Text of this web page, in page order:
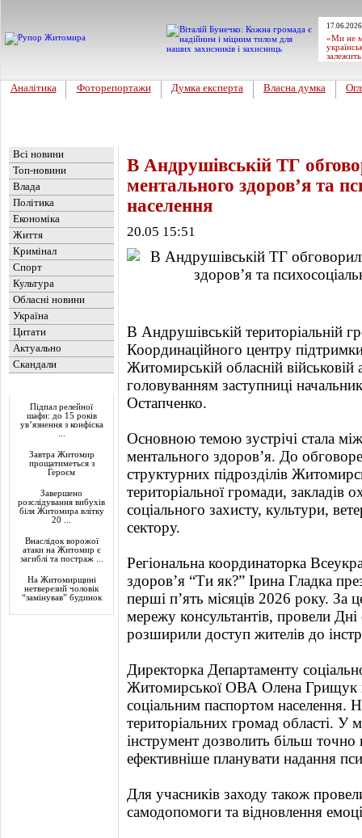
«Ми не
Аналітика Фоторепортажи Думка експерта Власна думка
Всі новини
Топ-новини
Влада
Політика
Економіка
Життя
Кримінал
Спорт
Культура
Обласні новини
Україна
Цитати
Актуально
Скандали
Підпал релейної
шафи: до 15 років
ув’язнення з конфіска
Завтра Житомир
прощатиметься з
Героєм
Завершено
розслідування вибухів
біля Житомира влітку
20 ...
Внаслідок ворожої
атаки на Житомир є
загиблі та постраж ...
На Житомирщині
нетверезий чоловік
“замінував” будинок
В Андрушівській ТГ
ментального здоров’я та
населення
20.05 15:51
В Андрушівській територіальній
Координаційного центру
Житомирській обласній військовій
головуванням заступниці
Остапченко.
Основною темою зустрічі стала
ментального здоров’я. До
структурних підрозділів
територіальної громади, закладів
соціального захисту, культури,
сектору.
Регіональна координаторка
здоров’я “Ти як?” Ірина Гладка
перші п’ять місяців 2026 року. За
мережу консультантів, провели Дні
розширили доступ жителів до
Директорка Департаменту
Житомирської ОВА Олена Грищук
соціальним паспортом населення.
територіальних громад області. У
інструмент дозволить більш точно
ефективніше планувати надання
Для учасників заходу також
самодопомоги та відновлення